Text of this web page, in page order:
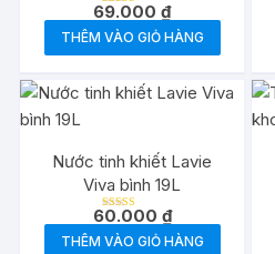
Được xếp
5.00
69.000₫
THÊM VÀO GIỎ HÀNG
Nước tinh khiết Lavie
Viva bình 19L
Được xếp
5.00
60.000 ₫
THÊM VÀO GIỎ HÀNG